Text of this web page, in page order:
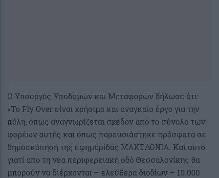
O Υπουργός Υποδομών και Μεταφορών δήλωσε ότι:
«Το Fly Over είναι χρήσιμο και αναγκαίο έργο για την
πόλη, όπως αναγνωρίζεται σχεδόν από το σύνολο των
φορέων αυτής και όπως παρουσιάστηκε πρόσφατα σε
δημοσκόπηση της εφημερίδας ΜΑΚΕΔΟΝΙΑ. Και αυτό
γιατί από τη νέα περιφερειακή οδό Θεσσαλονίκης θα
μπορούν να διέρχονται – ελεύθερα διοδίων – 10.000